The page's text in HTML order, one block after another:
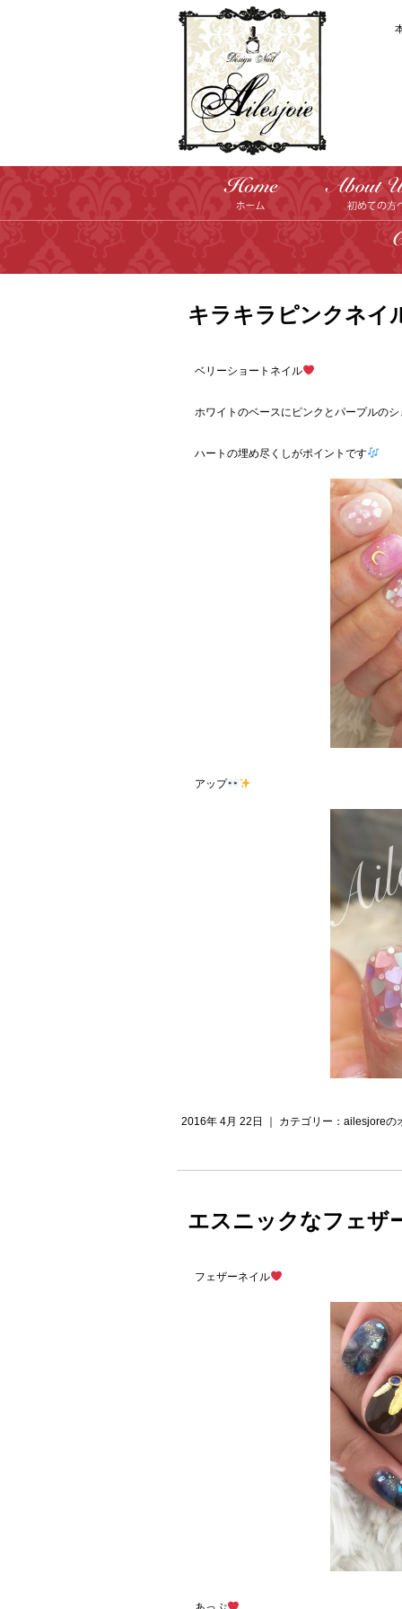
キラキラピンクネイ
ベリーショートネイル
ホワイトのベースにピンクとパープルのシ
ハートの埋め尽くしがポイントです
アップ
2016年 4月 22日 ｜ カテゴリー： ailesjoreの
エスニックなフェザ
フェザーネイル